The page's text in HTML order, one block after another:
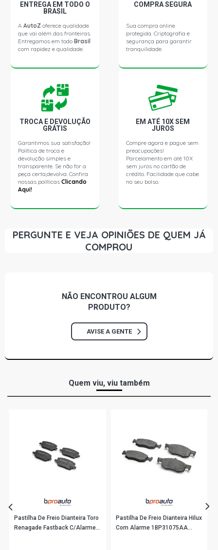
2021)
RANGER LIMITED CD PICKUP 2.5 16V DURATEC FLEX
(2013 - 2020)
RANGER TROPICAB SUV 2.5 16V DURATEC FLEX (2013 -
2020)
RANGER TROPIVAN SUV 2.5 16V DURATEC FLEX (2013 -
RANGER TROPICAB SUV 3.2 20V DURATORQ DIESEL
RANGER TROPIVAN SUV 3.2 20V DURATORQ DIESEL
(2013 - 2021)
ENTREGA EM TODO O
BRASIL
AAutoZ oferece qualidade
que vai além das fronteiras.
Entregamos em todoBrasil
com rapidez e qualidade.
COMPRA SEGURA
Sua compra online
protegida. Criptografia e
segurança para garantir
tranquilidade.
TROCA E DEVOLUÇÃO
GRÁTIS
Garantimos sua satisfação!
Política de troca e
devolução simples e
transparente. Se não for a
peça certa,devolva. Confira
nossas políticasClicando
Aqui!
EM ATÉ 10X SEM
JUROS
Compre agora e pague sem
preocupações!
Parcelamento em até 10X
sem juros no cartão de
crédito. Facilidade que cabe
no seu bolso.
PERGUNTE E VEJA OPINIÕES DE QUEM JÁ
COMPROU
NÃO ENCONTROU ALGUM
PRODUTO?
AVISE A GENTE
Quem viu, viu também
Pastilha De Freio Dianteira Toro
Renagade Fastback C/Alarme
Pastilha De Freio Dianteira Hilux
Com Alarme 1BP31075AA